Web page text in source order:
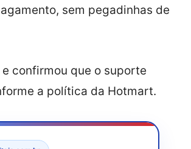
sem pegadinhas de
confirmou que o suporte
a política da Hotmart.